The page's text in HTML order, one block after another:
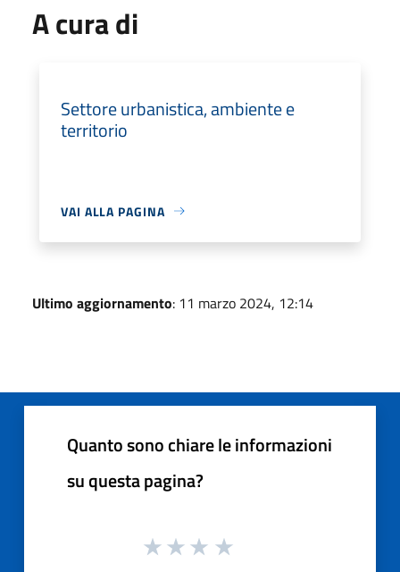
A cura di
Settore urbanistica, ambiente e
territorio
VAI ALLA PAGINA
Ultimo aggiornamento: 11 marzo 2024, 12:14
Quanto sono chiare le informazioni
su questa pagina?